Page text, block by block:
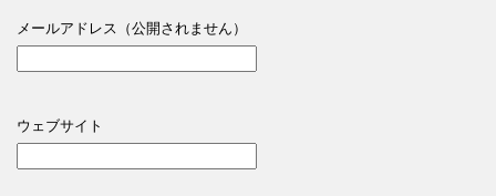
メールアドレス（公開されません）
ウェブサイト